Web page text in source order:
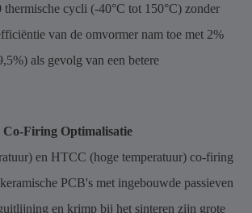
thermische cycli (-40°C tot 150°C) zonder
van de omvormer nam toe met 2%
als gevolg van een betere
Firing Optimalisatie
en HTCC (hoge temperatuur) co-firing
PCB's met ingebouwde passieven
en krimp bij het sinteren zijn grote